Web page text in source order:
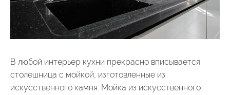
В любой интерьер кухни прекрасно вписывается
столешница с мойкой, изготовленные из
искусственного камня. Мойка из искусственного